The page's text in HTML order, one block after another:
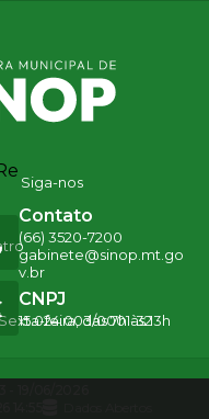
Siga-nos
Contato
(66) 3520-7200
gabinete@sinop.mt.go
v.br
feira, das 7h às 13h
CNPJ
15.024.003/0001-32